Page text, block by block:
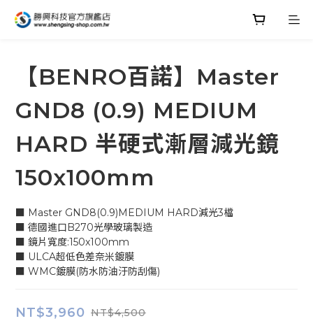
【BENRO百諾】Master
GND8 (0.9) MEDIUM
HARD 半硬式漸層減光鏡
150x100mm
■ Master GND8(0.9)MEDIUM HARD減光3檔
■ 德國進口B270光學玻璃製造
■ 鏡片寬度:150x100mm
■ ULCA超低色差奈米鍍膜
■ WMC鍍膜(防水防油汙防刮傷)
NT$3,960 NT$4,500